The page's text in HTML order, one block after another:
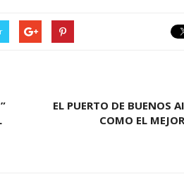
EL PUERTO DE BUENOS
COMO EL